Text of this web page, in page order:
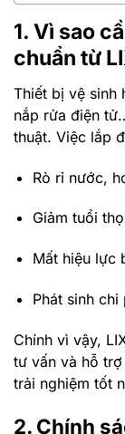
1. Vì sao
chuẩn từ
Thiết bị vệ sinh
nắp rửa điện
thuật. Việc lắp
Rò rỉ nước,
Giảm tuổi
Mất hiệu lực
Phát sinh
Chính vì vậy,
tư vấn và hỗ
trải nghiệm tốt
2. Chính